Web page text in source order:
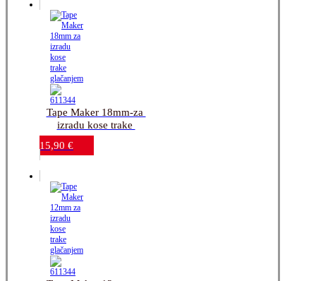
Tape Maker 18mm-za
izradu kose trake
glačanjem
15,90 €